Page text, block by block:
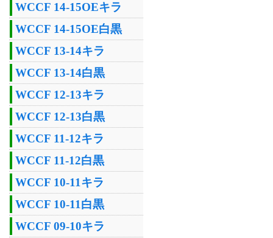
WCCF 14-15OEキラ
WCCF 14-15OE白黒
WCCF 13-14キラ
WCCF 13-14白黒
WCCF 12-13キラ
WCCF 12-13白黒
WCCF 11-12キラ
WCCF 11-12白黒
WCCF 10-11キラ
WCCF 10-11白黒
WCCF 09-10キラ